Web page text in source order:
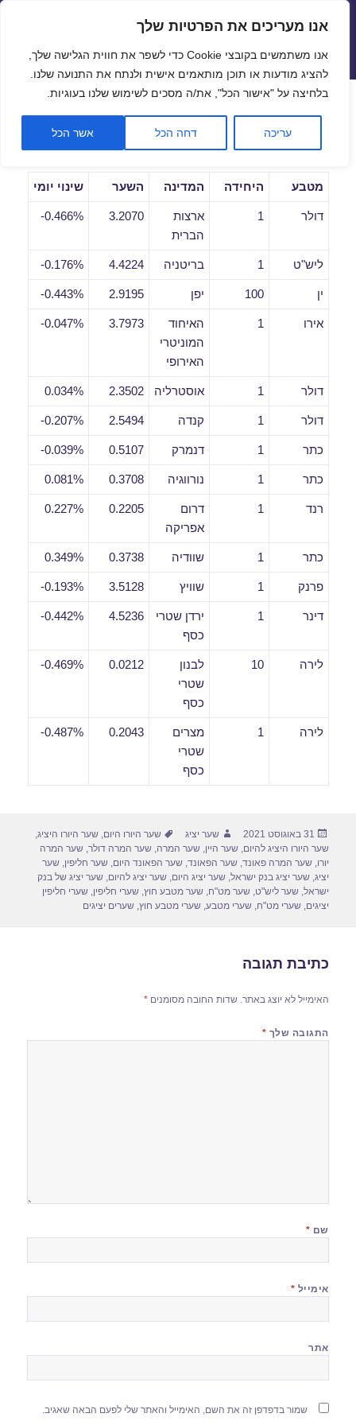
פתח
אנו מעריכים את הפרטיות שלך
אנו משתמשים בקובצי Cookie כדי לשפר את חווית הגלישה שלך,
להציג מודעות או תוכן מותאמים אישית ולנתח את התנועה שלנו.
בלחיצה על "אישור הכל", את/ה מסכים לשימוש שלנו בעוגיות.
עריכה דחה הכל אשר הכל
שערי חליפין יציגים – שער יציג
תפריטים
ווידג'טים
שערי חליפין יומיים לתאריך
31/08/2021
מטבע היחידה המדינה השער שינוי יומי
דולר 1
ארצות
הברית
3.2070
0.466%-
ליש"ט 1 בריטניה 4.4224
0.176%-
ין 100 יפן 2.9195
0.443%-
אירו 1
האיחוד
המוניטרי
האירופי
3.7973
0.047%-
דולר 1 אוסטרליה 2.3502
0.034%
דולר 1 קנדה 2.5494
0.207%-
כתר 1 דנמרק 0.5107
0.039%-
כתר 1 נורווגיה 0.3708
0.081%
רנד 1
דרום
אפריקה
0.2205
0.227%
כתר 1 שוודיה 0.3738
0.349%
פרנק 1 שוויץ 3.5128
0.193%-
דינר 1
ירדן שטרי
כסף
4.5236
0.442%-
לירה 10
לבנון
שטרי
כסף
0.0212
0.469%-
לירה 1
מצרים
שטרי
כסף
0.2043
0.487%-
פורסם
בתאריך
31 באוגוסט 2021 מחבר
שער יציג תגיות
שער היורו היום,שער היורו היציג,
שער היורו היציג להיום,שער היין,שער המרה,שער המרה דולר,שער המרה
יורו,שער המרה פאונד,שער הפאונד,שער הפאונד היום,שער חליפין,שער
יציג,שער יציג בנק ישראל,שער יציג היום,שער יציג להיום,שער יציג של בנק
ישראל,שער ליש"ט,שער מט"ח,שער מטבע חוץ,שערי חליפין,שערי חליפין
יציגים,שערי מט"ח,שערי מטבע,שערי מטבע חוץ,שערים יציגים
כתיבת תגובה
האימייל לא יוצג באתר. שדות החובה מסומנים*
התגובה שלך *
שם *
אימייל *
אתר
שמור בדפדפן זה את השם, האימייל והאתר שלי לפעם הבאה שאגיב.